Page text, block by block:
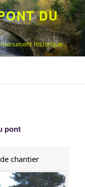
DU
historique
pont
chantier